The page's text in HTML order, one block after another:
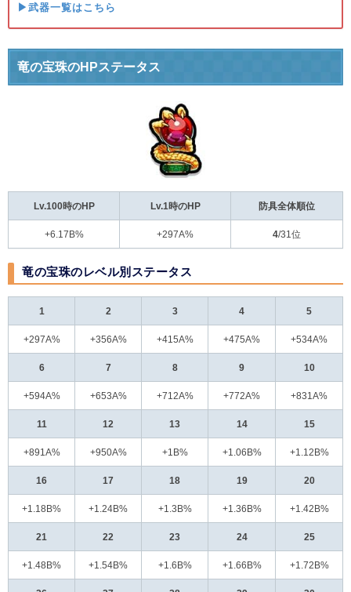
▶武器一覧はこちら
竜の宝珠のHPステータス
Lv.100時のHP Lv.1時のHP 防具全体順位
+6.17B% +297A% 4/31位
竜の宝珠のレベル別ステータス
1 2 3 4 5
+297A% +356A% +415A% +475A% +534A%
6 7 8 9 10
+594A% +653A% +712A% +772A% +831A%
11 12 13 14 15
+891A% +950A% +1B% +1.06B% +1.12B%
16 17 18 19 20
+1.18B% +1.24B% +1.3B% +1.36B% +1.42B%
21 22 23 24 25
+1.48B% +1.54B% +1.6B% +1.66B% +1.72B%